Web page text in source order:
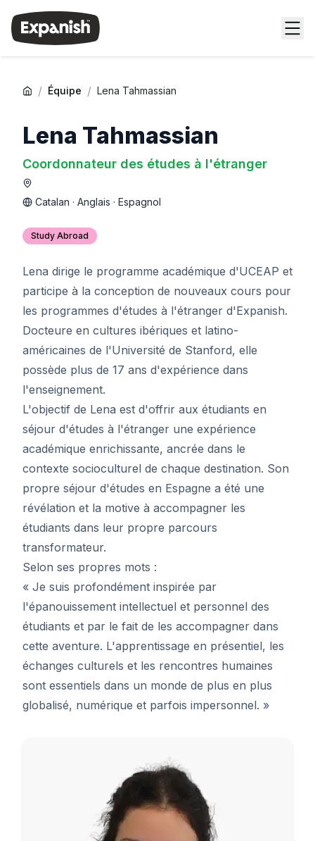
/ Équipe / Lena Tahmassian
Lena Tahmassian
Coordonnateur des études à l'étranger
Catalan · Anglais · Espagnol
Study Abroad
Lena dirige le programme académique d'UCEAP et
participe à la conception de nouveaux cours pour
les programmes d'études à l'étranger d'Expanish.
Docteure en cultures ibériques et latino-
américaines de l'Université de Stanford, elle
possède plus de 17 ans d'expérience dans
l'enseignement.
L'objectif de Lena est d'offrir aux étudiants en
séjour d'études à l'étranger une expérience
académique enrichissante, ancrée dans le
contexte socioculturel de chaque destination. Son
propre séjour d'études en Espagne a été une
révélation et la motive à accompagner les
étudiants dans leur propre parcours
transformateur.
Selon ses propres mots :
« Je suis profondément inspirée par
l'épanouissement intellectuel et personnel des
étudiants et par le fait de les accompagner dans
cette aventure. L'apprentissage en présentiel, les
échanges culturels et les rencontres humaines
sont essentiels dans un monde de plus en plus
globalisé, numérique et parfois impersonnel. »